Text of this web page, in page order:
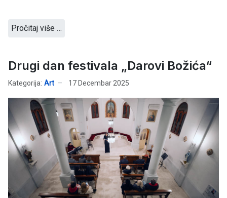
Pročitaj više …
Drugi dan festivala „Darovi Božića“
Kategorija: Art 17 Decembar 2025